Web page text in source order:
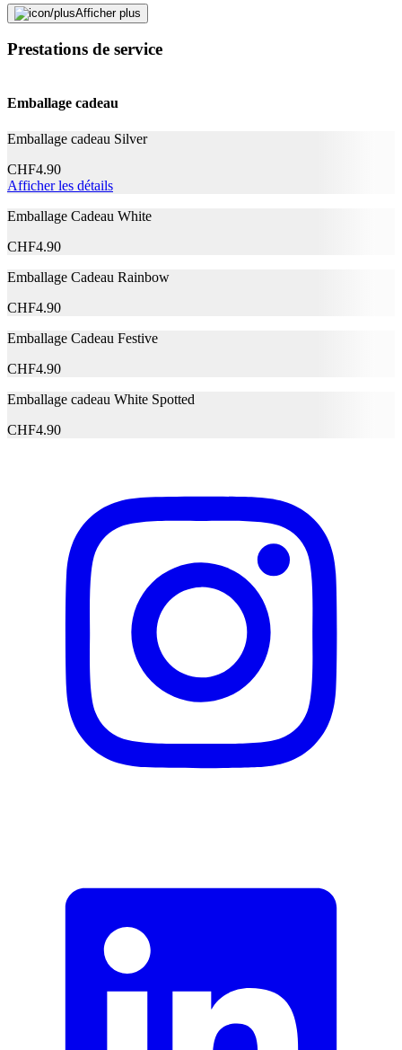
Garantie du fabricant
Description
Adresse e-mail (facultatif)
Afficher plus
Prestations de service
Emballage cadeau
Emballage cadeau Silver
CHF4.90
Afficher les détails
Emballage Cadeau White
CHF4.90
Emballage Cadeau Rainbow
CHF4.90
Emballage Cadeau Festive
CHF4.90
Emballage cadeau White Spotted
CHF4.90